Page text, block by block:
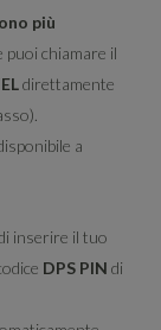
più
puoi chiamare il
direttamente
a
inserire il tuo
DPS PIN di